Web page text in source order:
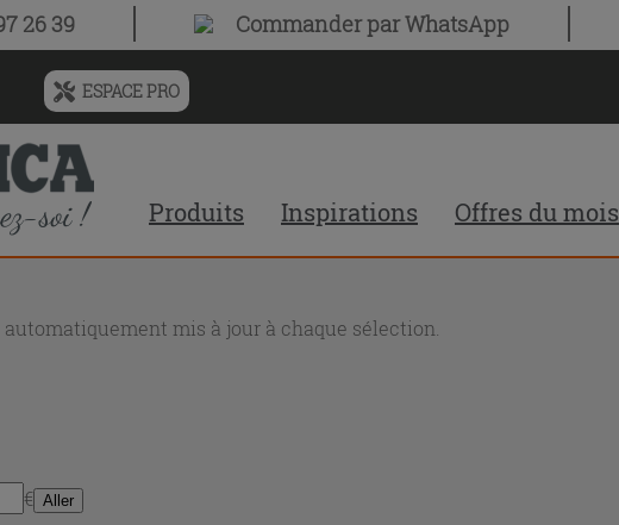
26 39 Commander par WhatsApp
Menu
l'historique
des
recherches
du
recommandé
du
ESPACE PRO
Produits Inspirations Offres du mois
mis à jour à chaque sélection.
€ Aller